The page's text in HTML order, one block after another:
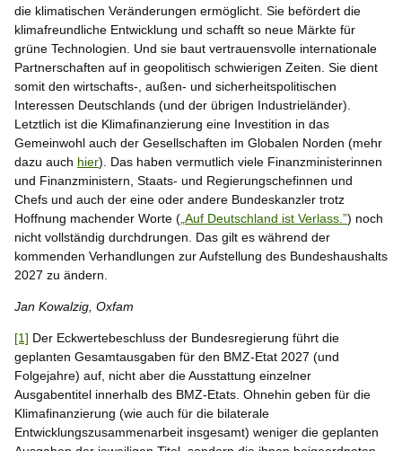
die klimatischen Veränderungen ermöglicht. Sie befördert die
klimafreundliche Entwicklung und schafft so neue Märkte für
grüne Technologien. Und sie baut vertrauensvolle internationale
Partnerschaften auf in geopolitisch schwierigen Zeiten. Sie dient
somit den wirtschafts-, außen- und sicherheitspolitischen
Interessen Deutschlands (und der übrigen Industrieländer).
Letztlich ist die Klimafinanzierung eine Investition in das
Gemeinwohl auch der Gesellschaften im Globalen Norden (mehr
dazu auch hier). Das haben vermutlich viele Finanzministerinnen
und Finanzministern, Staats- und Regierungschefinnen und
Chefs und auch der eine oder andere Bundeskanzler trotz
Hoffnung machender Worte ( „Auf Deutschland ist Verlass.”) noch
nicht vollständig durchdrungen. Das gilt es während der
kommenden Verhandlungen zur Aufstellung des Bundeshaushalts
2027 zu ändern.
Jan Kowalzig, Oxfam
[1] Der Eckwertebeschluss der Bundesregierung führt die
geplanten Gesamtausgaben für den BMZ-Etat 2027 (und
Folgejahre) auf, nicht aber die Ausstattung einzelner
Ausgabentitel innerhalb des BMZ-Etats. Ohnehin geben für die
Klimafinanzierung (wie auch für die bilaterale
Entwicklungszusammenarbeit insgesamt) weniger die geplanten